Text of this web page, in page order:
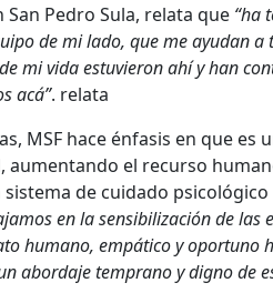
San Pedro Sula, relata que “ha
de mi lado, que me ayudan
mi vida estuvieron ahí y han
acá”. relata
MSF hace énfasis en que es
aumentando el recurso
de cuidado
en la sensibilización de las
humano, empático y oportuno
abordaje temprano y digno de